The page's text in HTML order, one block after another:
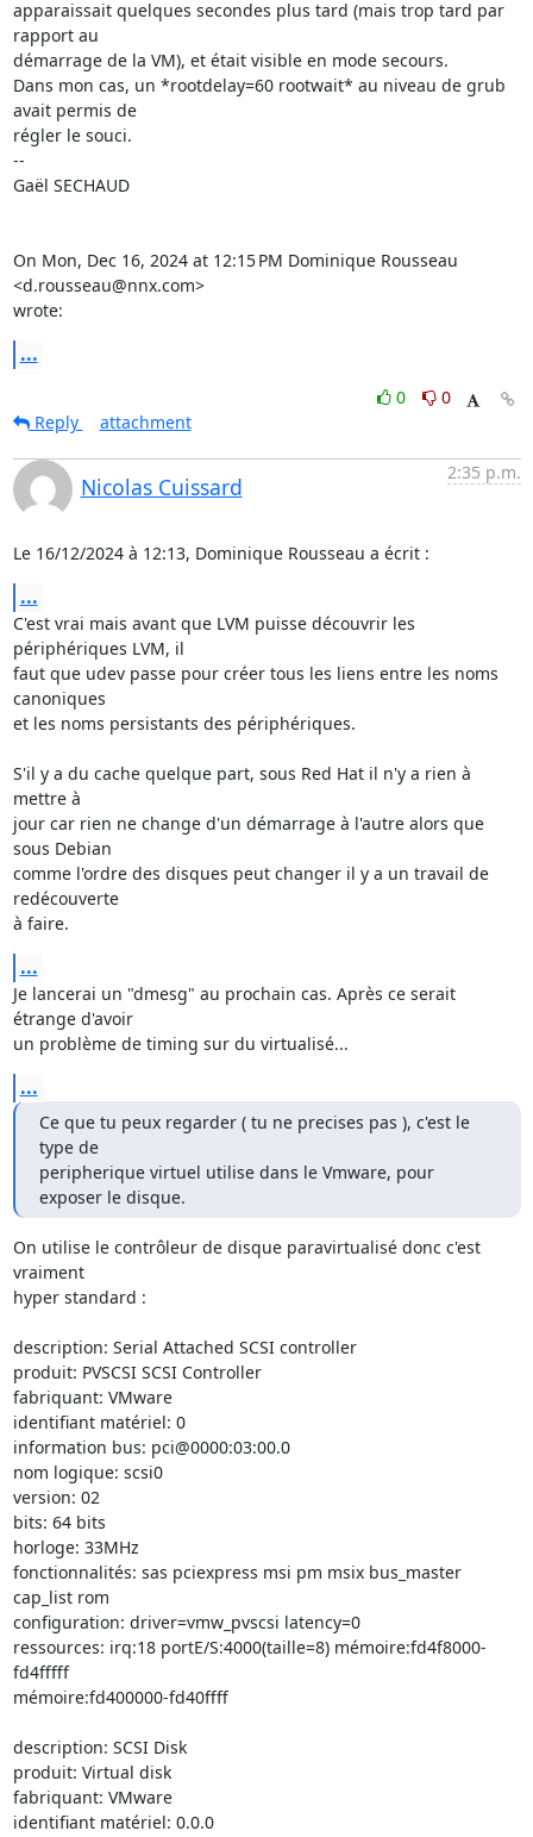
apparaissait quelques secondes plus tard (mais trop tard par
rapport au
démarrage de la VM), et était visible en mode secours.
Dans mon cas, un *rootdelay=60 rootwait* au niveau de grub
avait permis de
régler le souci.
--
Gaël SECHAUD
On Mon, Dec 16, 2024 at 12:15 PM Dominique Rousseau
<d.rousseau@nnx.com>
wrote:
...
0
0
Reply
attachment
Nicolas Cuissard
2:35 p.m.
Le 16/12/2024 à 12:13, Dominique Rousseau a écrit :
...
C'est vrai mais avant que LVM puisse découvrir les
périphériques LVM, il
faut que udev passe pour créer tous les liens entre les noms
canoniques
et les noms persistants des périphériques.
S'il y a du cache quelque part, sous Red Hat il n'y a rien à
mettre à
jour car rien ne change d'un démarrage à l'autre alors que
sous Debian
comme l'ordre des disques peut changer il y a un travail de
redécouverte
à faire.
...
Je lancerai un "dmesg" au prochain cas. Après ce serait
étrange d'avoir
un problème de timing sur du virtualisé...
...
Ce que tu peux regarder ( tu ne precises pas ), c'est le
type de
peripherique virtuel utilise dans le Vmware, pour
exposer le disque.
On utilise le contrôleur de disque paravirtualisé donc c'est
vraiment
hyper standard :
description: Serial Attached SCSI controller
produit: PVSCSI SCSI Controller
fabriquant: VMware
identifiant matériel: 0
information bus: pci@0000:03:00.0
nom logique: scsi0
version: 02
bits: 64 bits
horloge: 33MHz
fonctionnalités: sas pciexpress msi pm msix bus_master
cap_list rom
configuration: driver=vmw_pvscsi latency=0
ressources: irq:18 portE/S:4000(taille=8) mémoire:fd4f8000-
fd4fffff
mémoire:fd400000-fd40ffff
description: SCSI Disk
produit: Virtual disk
fabriquant: VMware
identifiant matériel: 0.0.0